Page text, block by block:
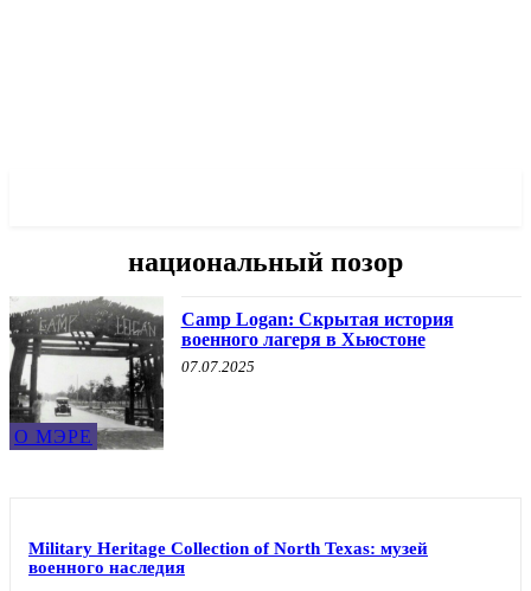
национальный позор
О МЭРЕ
Camp Logan: Скрытая история
военного лагеря в Хьюстоне
07.07.2025
Military Heritage Collection of North Texas: музей
военного наследия